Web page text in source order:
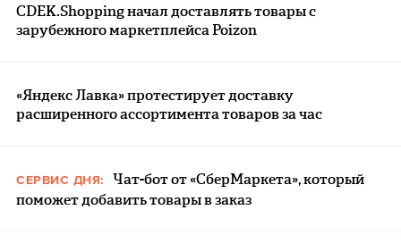
CDEK.Shopping начал доставлять товары с
зарубежного маркетплейса Poizon
«Яндекс Лавка» протестирует доставку
расширенного ассортимента товаров за час
СЕРВИС ДНЯ:
Чат-бот от «СберМаркета», который
поможет добавить товары в заказ